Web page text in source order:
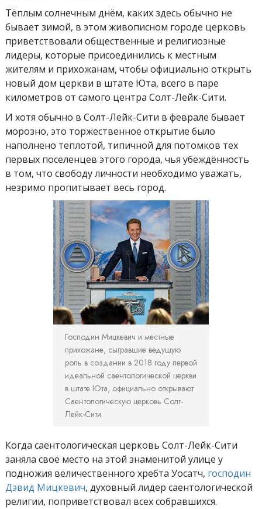
Тёплым солнечным днём, каких здесь обычно не
бывает зимой, в этом живописном городе церковь
приветствовали общественные и религиозные
лидеры, которые присоединились к местным
жителям и прихожанам, чтобы официально открыть
новый дом церкви в штате Юта, всего в паре
километров от самого центра Солт-Лейк-Сити.
И хотя обычно в Солт-Лейк-Сити в феврале бывает
морозно, это торжественное открытие было
наполнено теплотой, типичной для потомков тех
первых поселенцев этого города, чья убеждённость
в том, что свободу личности необходимо уважать,
незримо пропитывает весь город.
Господин Мицкевич и местные
прихожане, сыгравшие ведущую
роль в создании в 2018 году первой
идеальной саентологической церкви
в штате Юта, официально открывают
Саентологическую церковь Солт-
Лейк-Сити.
Когда саентологическая церковь Солт-Лейк-Сити
заняла своё место на этой знаменитой улице у
подножия величественного хребта Уосатч, господин
Дэвид Мицкевич, духовный лидер саентологической
религии, поприветствовал всех собравшихся.